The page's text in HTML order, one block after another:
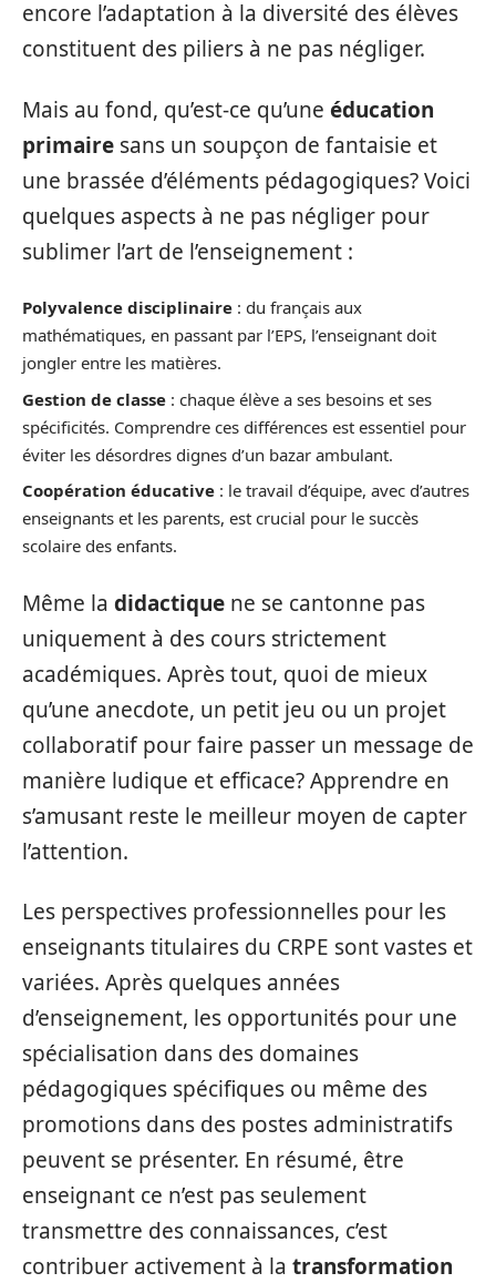
encore l’adaptation à la diversité des élèves
constituent des piliers à ne pas négliger.
Mais au fond, qu’est-ce qu’une éducation
primaire sans un soupçon de fantaisie et
une brassée d’éléments pédagogiques? Voici
quelques aspects à ne pas négliger pour
sublimer l’art de l’enseignement :
Polyvalence disciplinaire : du français aux
mathématiques, en passant par l’EPS, l’enseignant doit
jongler entre les matières.
Gestion de classe : chaque élève a ses besoins et ses
spécificités. Comprendre ces différences est essentiel pour
éviter les désordres dignes d’un bazar ambulant.
Coopération éducative : le travail d’équipe, avec d’autres
enseignants et les parents, est crucial pour le succès
scolaire des enfants.
Même la didactique ne se cantonne pas
uniquement à des cours strictement
académiques. Après tout, quoi de mieux
qu’une anecdote, un petit jeu ou un projet
collaboratif pour faire passer un message de
manière ludique et efficace? Apprendre en
s’amusant reste le meilleur moyen de capter
l’attention.
Les perspectives professionnelles pour les
enseignants titulaires du CRPE sont vastes et
variées. Après quelques années
d’enseignement, les opportunités pour une
spécialisation dans des domaines
pédagogiques spécifiques ou même des
promotions dans des postes administratifs
peuvent se présenter. En résumé, être
enseignant ce n’est pas seulement
transmettre des connaissances, c’est
contribuer activement à la transformation